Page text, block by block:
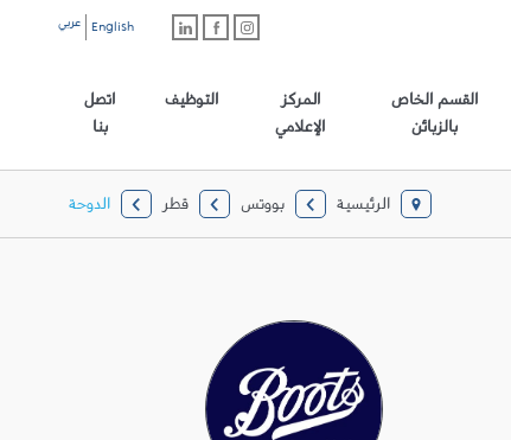
English عربي
القسم الخاص
بالزبائن
المركز
الإعلامي
التوظيف
اتصل
بنا
الرئيسية بووتس قطر الدوحة